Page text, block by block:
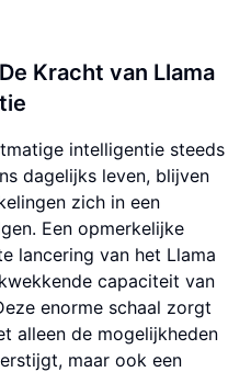
Kracht van Llama
intelligentie steeds
dagelijks leven, blijven
zich in een
Een opmerkelijke
lancering van het Llama
capaciteit van
enorme schaal zorgt
alleen de mogelijkheden
maar ook een